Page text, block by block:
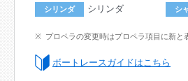
シリンダ シリンダ シ
プロペラの変更時はプロペラ項目に新と
ボートレースガイドはこちら